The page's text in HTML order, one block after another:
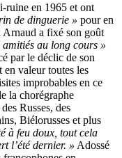
ruine en 1965 et ont
de dinguerie » pour en
Arnaud a fixé son goût
amitiés au long cours »
par le déclic de son
valeur toutes les
improbables en ce
la chorégraphe
Russes, des
Biélorusses et plus
à feu doux, tout cela
l’été dernier. » Adossé